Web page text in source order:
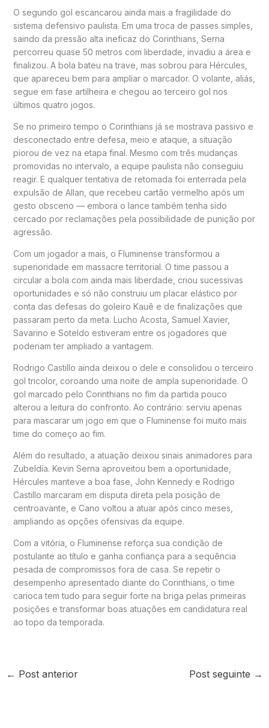
O segundo gol escancarou ainda mais a fragilidade do
sistema defensivo paulista. Em uma troca de passes simples,
saindo da pressão alta ineficaz do Corinthians, Serna
percorreu quase 50 metros com liberdade, invadiu a área e
finalizou. A bola bateu na trave, mas sobrou para Hércules,
que apareceu bem para ampliar o marcador. O volante, aliás,
segue em fase artilheira e chegou ao terceiro gol nos
últimos quatro jogos.
Se no primeiro tempo o Corinthians já se mostrava passivo e
desconectado entre defesa, meio e ataque, a situação
piorou de vez na etapa final. Mesmo com três mudanças
promovidas no intervalo, a equipe paulista não conseguiu
reagir. E qualquer tentativa de retomada foi enterrada pela
expulsão de Allan, que recebeu cartão vermelho após um
gesto obsceno — embora o lance também tenha sido
cercado por reclamações pela possibilidade de punição por
agressão.
Com um jogador a mais, o Fluminense transformou a
superioridade em massacre territorial. O time passou a
circular a bola com ainda mais liberdade, criou sucessivas
oportunidades e só não construiu um placar elástico por
conta das defesas do goleiro Kauê e de finalizações que
passaram perto da meta. Lucho Acosta, Samuel Xavier,
Savarino e Soteldo estiveram entre os jogadores que
poderiam ter ampliado a vantagem.
Rodrigo Castillo ainda deixou o dele e consolidou o terceiro
gol tricolor, coroando uma noite de ampla superioridade. O
gol marcado pelo Corinthians no fim da partida pouco
alterou a leitura do confronto. Ao contrário: serviu apenas
para mascarar um jogo em que o Fluminense foi muito mais
time do começo ao fim.
Além do resultado, a atuação deixou sinais animadores para
Zubeldía. Kevin Serna aproveitou bem a oportunidade,
Hércules manteve a boa fase, John Kennedy e Rodrigo
Castillo marcaram em disputa direta pela posição de
centroavante, e Cano voltou a atuar após cinco meses,
ampliando as opções ofensivas da equipe.
Com a vitória, o Fluminense reforça sua condição de
postulante ao título e ganha confiança para a sequência
pesada de compromissos fora de casa. Se repetir o
desempenho apresentado diante do Corinthians, o time
carioca tem tudo para seguir forte na briga pelas primeiras
posições e transformar boas atuações em candidatura real
ao topo da temporada.
← Post anterior Post seguinte →